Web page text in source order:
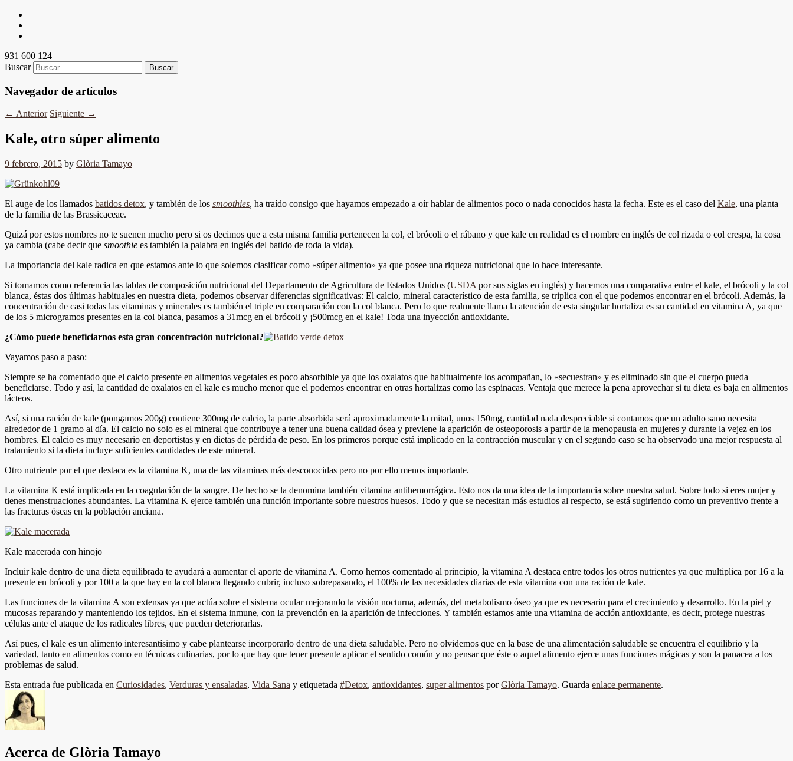
931 600 124
Buscar
Navegador de artículos
← Anterior Siguiente →
Kale, otro súper alimento
9 febrero, 2015 by Glòria Tamayo
El auge de los llamados batidos detox, y también de los smoothies ha traído consigo que hayamos empezado a oír hablar de alimentos poco o nada conocidos hasta la fecha. Este es el caso del Kale, una planta
de la familia de las Brassicaceae.
Quizá por estos nombres no te suenen mucho pero si os decimos que a esta misma familia pertenecen la col, el brócoli o el rábano y que kale en realidad es el nombre en inglés de col rizada o col crespa, la cosa
ya cambia (cabe decir que smoothie es también la palabra en inglés del batido de toda la vida).
La importancia del kale radica en que estamos ante lo que solemos clasificar como «súper alimento» ya que posee una riqueza nutricional que lo hace interesante.
Si tomamos como referencia las tablas de composición nutricional del Departamento de Agricultura de Estados Unidos (USDA por sus siglas en inglés) y hacemos una comparativa entre el kale, el brócoli y la col
blanca, éstas dos últimas habituales en nuestra dieta, podemos observar diferencias significativas: El calcio, mineral característico de esta familia, se triplica con el que podemos encontrar en el brócoli. Además, la
concentración de casi todas las vitaminas y minerales es también el triple en comparación con la col blanca. Pero lo que realmente llama la atención de esta singular hortaliza es su cantidad en vitamina A, ya que
de los 5 microgramos presentes en la col blanca, pasamos a 31mcg en el brócoli y ¡500mcg en el kale! Toda una inyección antioxidante.
¿Cómo puede beneficiarnos esta gran concentración nutricional?
Vayamos paso a paso:
Siempre se ha comentado que el calcio presente en alimentos vegetales es poco absorbible ya que los oxalatos que habitualmente los acompañan, lo «secuestran» y es eliminado sin que el cuerpo pueda
beneficiarse. Todo y así, la cantidad de oxalatos en el kale es mucho menor que el podemos encontrar en otras hortalizas como las espinacas. Ventaja que merece la pena aprovechar si tu dieta es baja en alimentos
lácteos.
Así, si una ración de kale (pongamos 200g) contiene 300mg de calcio, la parte absorbida será aproximadamente la mitad, unos 150mg, cantidad nada despreciable si contamos que un adulto sano necesita
alrededor de 1 gramo al día. El calcio no solo es el mineral que contribuye a tener una buena calidad ósea y previene la aparición de osteoporosis a partir de la menopausia en mujeres y durante la vejez en los
hombres. El calcio es muy necesario en deportistas y en dietas de pérdida de peso. En los primeros porque está implicado en la contracción muscular y en el segundo caso se ha observado una mejor respuesta al
tratamiento si la dieta incluye suficientes cantidades de este mineral.
Otro nutriente por el que destaca es la vitamina K, una de las vitaminas más desconocidas pero no por ello menos importante.
La vitamina K está implicada en la coagulación de la sangre. De hecho se la denomina también vitamina antihemorrágica. Esto nos da una idea de la importancia sobre nuestra salud. Sobre todo si eres mujer y
tienes menstruaciones abundantes. La vitamina K ejerce también una función importante sobre nuestros huesos. Todo y que se necesitan más estudios al respecto, se está sugiriendo como un preventivo frente a
las fracturas óseas en la población anciana.
Kale macerada con hinojo
Incluir kale dentro de una dieta equilibrada te ayudará a aumentar el aporte de vitamina A. Como hemos comentado al principio, la vitamina A destaca entre todos los otros nutrientes ya que multiplica por 16 a la
presente en brócoli y por 100 a la que hay en la col blanca llegando cubrir, incluso sobrepasando, el 100% de las necesidades diarias de esta vitamina con una ración de kale.
Las funciones de la vitamina A son extensas ya que actúa sobre el sistema ocular mejorando la visión nocturna, además, del metabolismo óseo ya que es necesario para el crecimiento y desarrollo. En la piel y
mucosas reparando y manteniendo los tejidos. En el sistema inmune, con la prevención en la aparición de infecciones. Y también estamos ante una vitamina de acción antioxidante, es decir, protege nuestras
células ante el ataque de los radicales libres, que pueden deteriorarlas.
Así pues, el kale es un alimento interesantísimo y cabe plantearse incorporarlo dentro de una dieta saludable. Pero no olvidemos que en la base de una alimentación saludable se encuentra el equilibrio y la
variedad, tanto en alimentos como en técnicas culinarias, por lo que hay que tener presente aplicar el sentido común y no pensar que éste o aquel alimento ejerce unas funciones mágicas y son la panacea a los
problemas de salud.
Esta entrada fue publicada en Curiosidades, Verduras y ensaladas, Vida Sana y etiquetada #Detox, antioxidantes, super alimentos porGlòria Tamayo. Guarda enlace permanente.
Acerca de Glòria Tamayo